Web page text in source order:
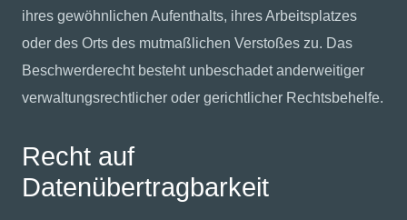
ihres gewöhnlichen Aufenthalts, ihres Arbeitsplatzes
oder des Orts des mutmaßlichen Verstoßes zu. Das
Beschwerderecht besteht unbeschadet anderweitiger
verwaltungsrechtlicher oder gerichtlicher Rechtsbehelfe.
Recht auf
Datenübertragbarkeit